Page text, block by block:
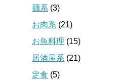
麺系 (3)
お肉系 (21)
お魚料理 (15)
居酒屋系 (21)
定食 (5)